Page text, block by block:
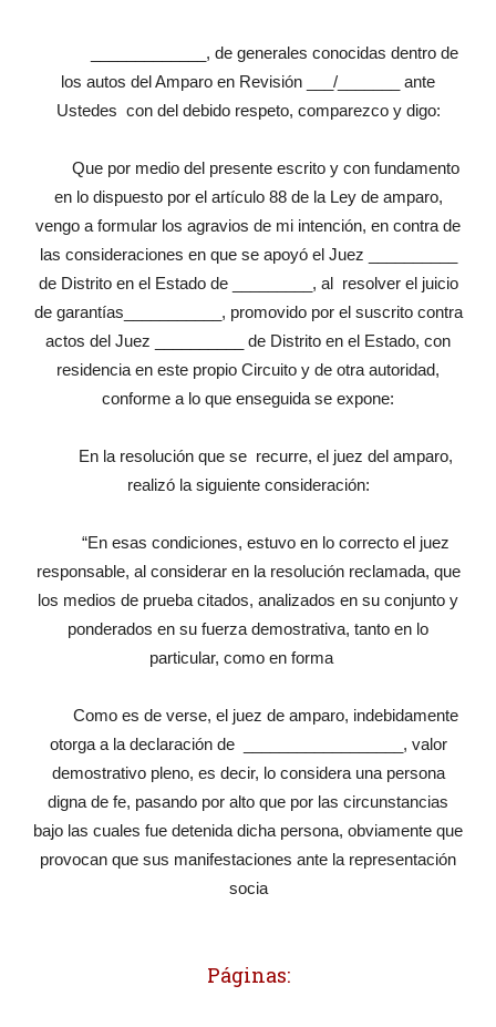
_____________, de generales conocidas dentro de
los autos del Amparo en Revisión ___/_______ ante
Ustedes con del debido respeto, comparezco y digo:
Que por medio del presente escrito y con fundamento
en lo dispuesto por el artículo 88 de la Ley de amparo,
vengo a formular los agravios de mi intención, en contra de
las consideraciones en que se apoyó el Juez __________
de Distrito en el Estado de _________, al resolver el juicio
de garantías___________, promovido por el suscrito contra
actos del Juez __________ de Distrito en el Estado, con
residencia en este propio Circuito y de otra autoridad,
conforme a lo que enseguida se expone:
En la resolución que se recurre, el juez del amparo,
realizó la siguiente consideración:
“En esas condiciones, estuvo en lo correcto el juez
responsable, al considerar en la resolución reclamada, que
los medios de prueba citados, analizados en su conjunto y
ponderados en su fuerza demostrativa, tanto en lo
particular, como en forma
Como es de verse, el juez de amparo, indebidamente
otorga a la declaración de __________________, valor
demostrativo pleno, es decir, lo considera una persona
digna de fe, pasando por alto que por las circunstancias
bajo las cuales fue detenida dicha persona, obviamente que
provocan que sus manifestaciones ante la representación
socia
Páginas: